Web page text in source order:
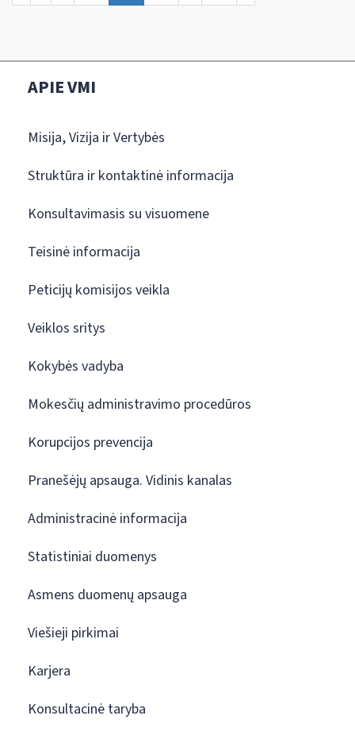
APIE VMI
Misija, Vizija ir Vertybės
Struktūra ir kontaktinė informacija
Konsultavimasis su visuomene
Teisinė informacija
Peticijų komisijos veikla
Veiklos sritys
Kokybės vadyba
Mokesčių administravimo procedūros
Korupcijos prevencija
Pranešėjų apsauga. Vidinis kanalas
Administracinė informacija
Statistiniai duomenys
Asmens duomenų apsauga
Viešieji pirkimai
Karjera
Konsultacinė taryba